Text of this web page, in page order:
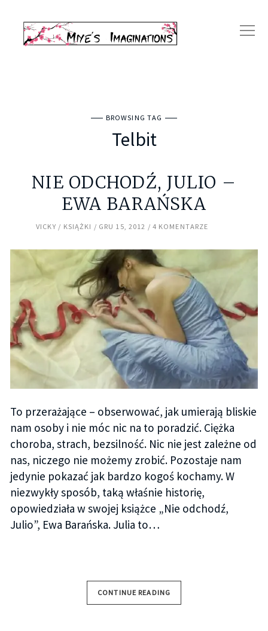
BROWSING TAG
Telbit
NIE ODCHODŹ, JULIO –
EWA BARAŃSKA
VICKY KSIĄŻKI GRU 15, 2012 4 KOMENTARZE
To przerażające – obserwować, jak umierają bliskie
nam osoby i nie móc nic na to poradzić. Ciężka
choroba, strach, bezsilność. Nic nie jest zależne od
nas, niczego nie możemy zrobić. Pozostaje nam
jedynie pokazać jak bardzo kogoś kochamy. W
niezwykły sposób, taką właśnie historię,
opowiedziała w swojej książce „Nie odchodź,
Julio”, Ewa Barańska. Julia to…
CONTINUE READING